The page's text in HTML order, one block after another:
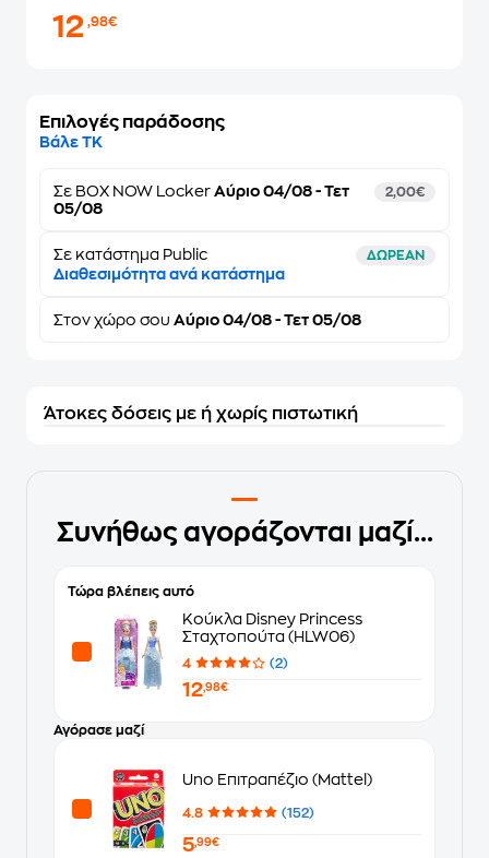
12,98€
Επιλογές παράδοσης
Βάλε ΤΚ
Σε BOX NOW Locker Αύριο 04/08 - Τετ
05/08
2,00€
Σε κατάστημα Public ΔΩΡΕΑΝ
Διαθεσιμότητα ανά κατάστημα
Στον χώρο σου Αύριο 04/08 - Τετ 05/08
Άτοκες δόσεις με ή χωρίς πιστωτική
Συνήθως αγοράζονται μαζί...
Τώρα βλέπεις αυτό
Κούκλα Disney Princess
Σταχτοπούτα (HLW06)
4 (2)
12,98€
Αγόρασε μαζί
Uno Επιτραπέζιο (Mattel)
4.8 (152)
5,99€